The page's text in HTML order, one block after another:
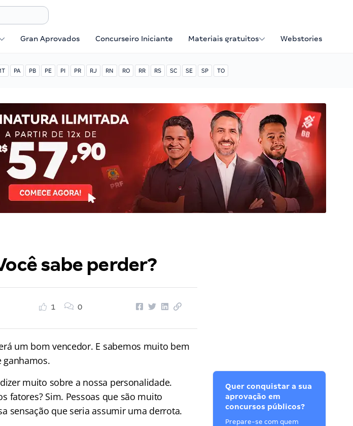
Gran Aprovados Concurseiro Iniciante Materiais gratuitos Webstories
PA PB PE PI PR RJ RN RO RR RS SC SE SP TO
sabe perder?
1 0
um bom vencedor. E sabemos muito bem
muito sobre a nossa personalidade.
fatores? Sim. Pessoas que são muito
sensação que seria assumir uma derrota.
Quer conquistar a sua
aprovação em
concursos públicos?
Prepare-se com quem